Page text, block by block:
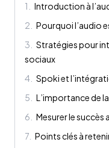
1
Introduction à
2
Pourquoi l’audio
3
Stratégies pour
sociaux
4
Spoki et
5
L’importance de
6
Mesurer le succès
7 Points clés à